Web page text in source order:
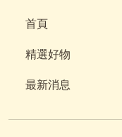
首頁
精選好物
最新消息